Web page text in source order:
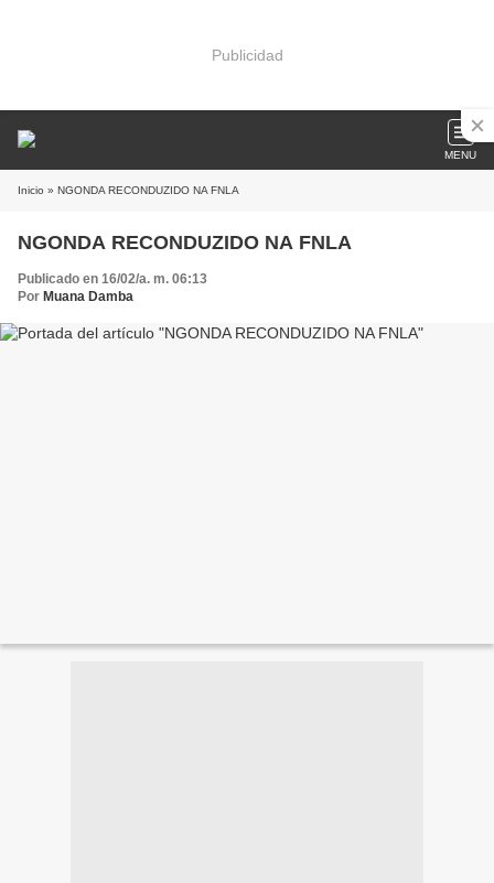
Publicidad
MENU
Inicio » NGONDA RECONDUZIDO NA FNLA
NGONDA RECONDUZIDO NA FNLA
Publicado en 16/02/a. m. 06:13
Por Muana Damba